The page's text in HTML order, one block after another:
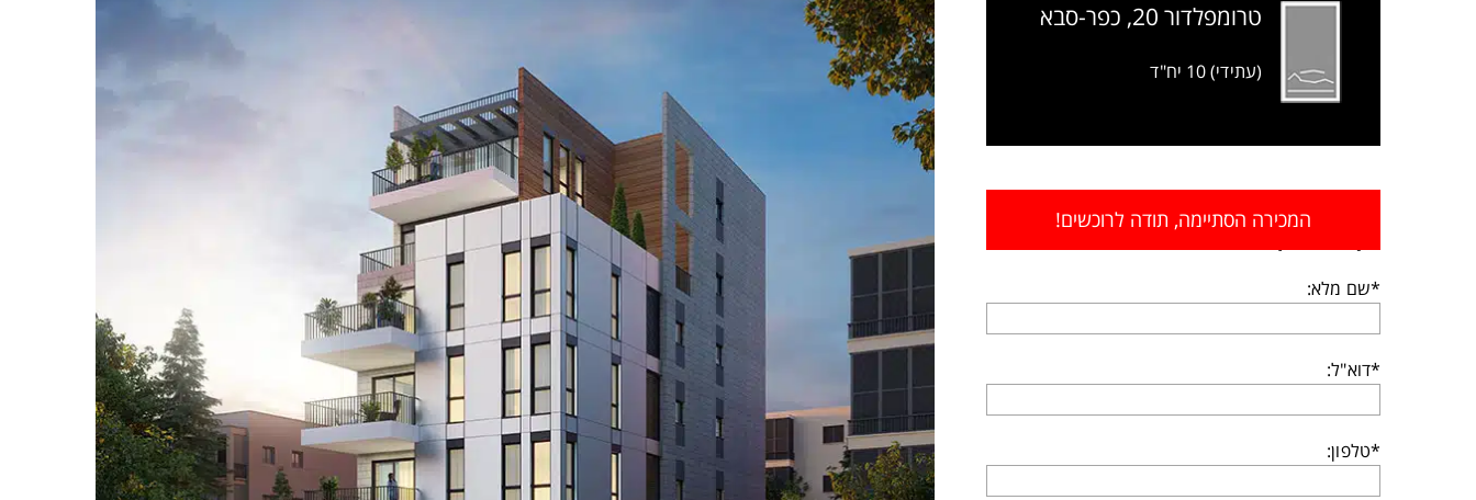
טרומפלדור 20, כפר-סבא
(עתידי) 10 יח"ד
המכירה הסתיימה, תודה לרוכשים!
לקבלת ייעוץ השאירו פרטים:
*שם מלא:
*דוא"ל:
*טלפון: